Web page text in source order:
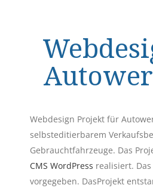
Webdesign Projekt für
selbsteditierbarem
Gebrauchtfahrzeuge. Das
CMS WordPress realisiert.
vorgegeben. DasProjekt